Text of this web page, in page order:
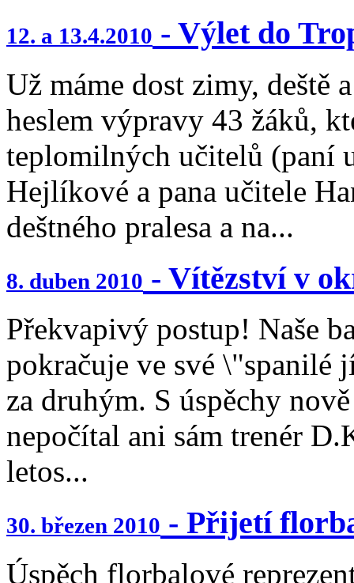
12. a 13.4.2010 - Výlet do
Už máme dost zimy, deště
heslem výpravy 43 žáků,
teplomilných učitelů (paní
Hejlíkové a pana učitele
deštného pralesa a na...
8. duben 2010 - Vítězství v
Překvapivý postup! Naše
pokračuje ve své \"spanilé
za druhým. S úspěchy
nepočítal ani sám trenér
letos...
30. březen 2010 - Přijetí
Úspěch florbalové